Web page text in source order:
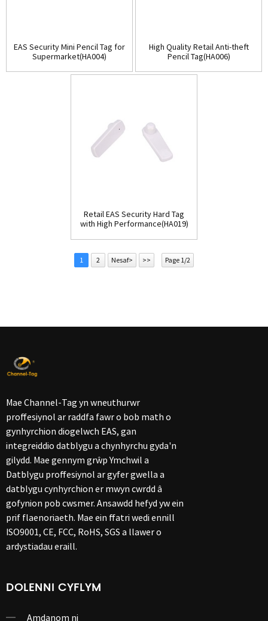
EAS Security Mini Pencil Tag for
Supermarket(HA004)
High Quality Retail Anti-theft
Pencil Tag(HA006)
Retail EAS Security Hard Tag
with High Performance(HA019)
1 2 Nesaf> >> Page 1/2
Mae Channel-Tag yn wneuthurwr
proffesiynol ar raddfa fawr o bob math o
gynhyrchion diogelwch EAS, gan
integreiddio datblygu a chynhyrchu gyda'n
gilydd. Mae gennym grŵp Ymchwil a
Datblygu proffesiynol ar gyfer gwella a
datblygu cynhyrchion er mwyn cwrdd â
gofynion pob cwsmer. Ansawdd hefyd yw ein
prif flaenoriaeth. Mae ein ffatri wedi ennill
ISO9001, CE, FCC, RoHS, SGS a llawer o
ardystiadau eraill.
DOLENNI CYFLYM
Amdanom ni